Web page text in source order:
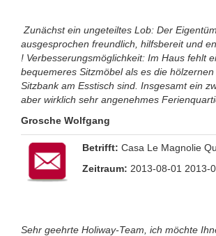
Zunächst ein ungeteiltes Lob: Der
ausgesprochen freundlich, hilfsbereit und
! Verbesserungsmöglichkeit: Im Haus fehlt
bequemeres Sitzmöbel als es die
Sitzbank am Esstisch sind. Insgesamt ein
aber wirklich sehr angenehmes
Grosche Wolfgang
Betrifft: Casa Le Magnolie
Zeitraum: 2013-08-01 2013-
Sehr geehrte Holiway-Team, ich möchte